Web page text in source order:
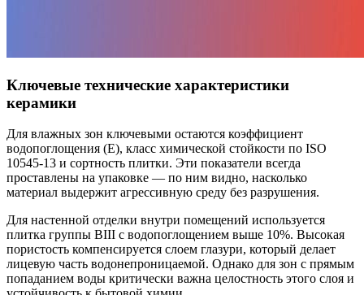
Ключевые технические характеристики
керамики
Для влажных зон ключевыми остаются коэффициент
водопоглощения (E), класс химической стойкости по ISO
10545-13 и сортность плитки. Эти показатели всегда
проставлены на упаковке — по ним видно, насколько
материал выдержит агрессивную среду без разрушения.
Для настенной отделки внутри помещений используется
плитка группы BIII с водопоглощением выше 10%. Высокая
пористость компенсируется слоем глазури, который делает
лицевую часть водонепроницаемой. Однако для зон с прямым
попаданием воды критически важна целостность этого слоя и